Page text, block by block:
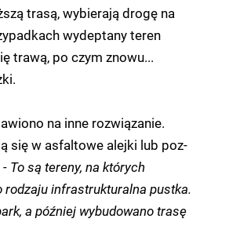
trasą, wybierają drogę na
wydeptany teren
trawą, po czym znowu...
na inne rozwiązanie.
się w asfaltowe alejki lub poz-
- To są tereny, na których
rodzaju infrastrukturalna pustka.
a później wybudowano trasę